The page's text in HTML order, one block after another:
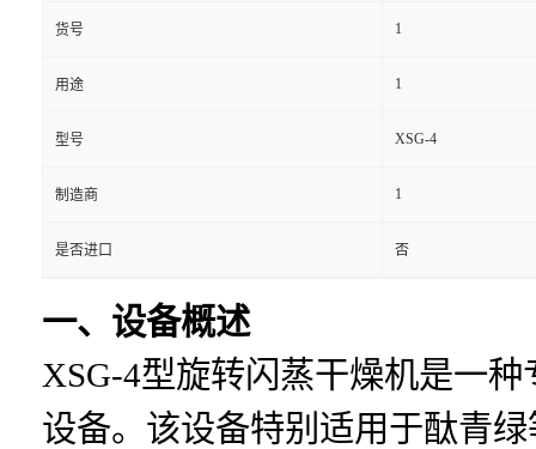
货号 1
用途 1
型号 XSG-4
制造商 1
是否进口 否
一、设备概述
XSG-4型旋转闪蒸干燥机是一
设备。该设备特别适用于酞青